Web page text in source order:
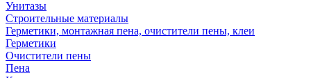
Унитазы
Строительные материалы
Герметики, монтажная пена, очистители пены, клеи
Герметики
Очистители пены
Пена